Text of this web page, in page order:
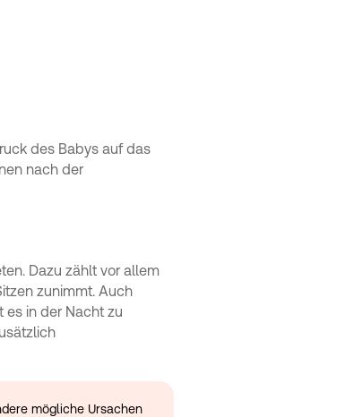
des Babys auf das
nach der
Dazu zählt vor allem
zunimmt. Auch
es in der Nacht zu
mögliche Ursachen